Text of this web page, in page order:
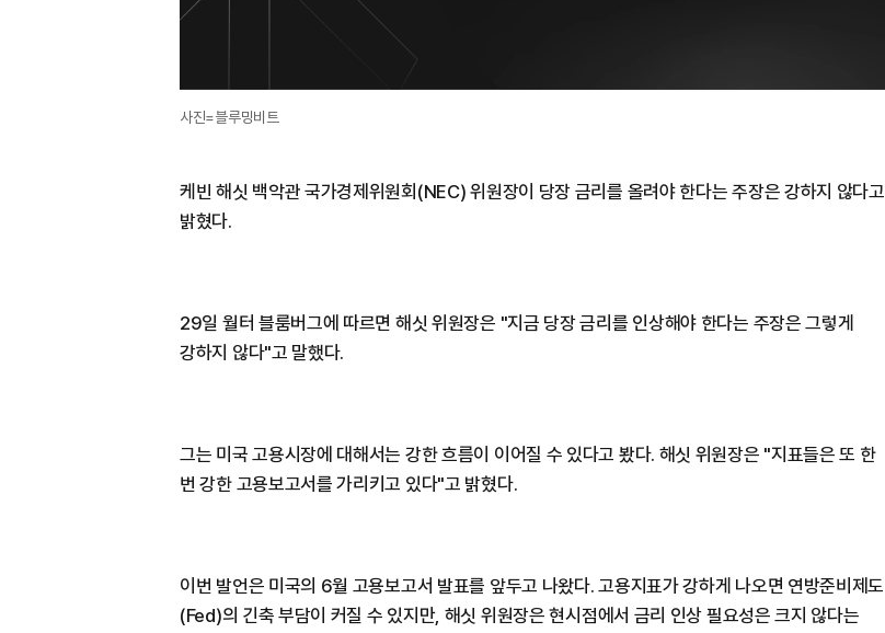
사진=블루밍비트
케빈 해싯 백악관 국가경제위원회(NEC) 위원장이 당장 금리를 올려야 한다는 주장은 강하지 않다고
밝혔다.
29일 월터 블룸버그에 따르면 해싯 위원장은 "지금 당장 금리를 인상해야 한다는 주장은 그렇게
강하지 않다"고 말했다.
그는 미국 고용시장에 대해서는 강한 흐름이 이어질 수 있다고 봤다. 해싯 위원장은 "지표들은 또 한
번 강한 고용보고서를 가리키고 있다"고 밝혔다.
이번 발언은 미국의 6월 고용보고서 발표를 앞두고 나왔다. 고용지표가 강하게 나오면 연방준비제도
(Fed)의 긴축 부담이 커질 수 있지만, 해싯 위원장은 현시점에서 금리 인상 필요성은 크지 않다는